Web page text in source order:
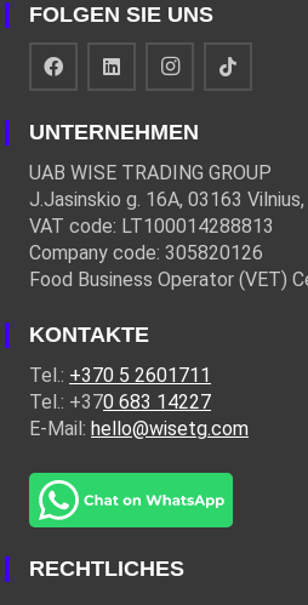
FOLGEN SIE UNS
UNTERNEHMEN
UAB WISE TRADING GROUP
J.Jasinskio g. 16A, 03163
VAT code: LT100014288813
Company code: 305820126
Food Business Operator (VET)
KONTAKTE
Tel.: +370 5 2601711
Tel.: +370 683 14227
E-Mail: hello@wisetg.com
RECHTLICHES